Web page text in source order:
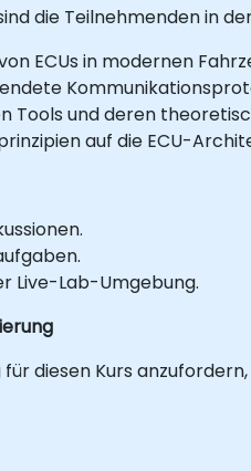
die Teilnehmenden in
ECUs in modernen
Tools und deren
auf die ECU-
Live-Lab-Umgebung.
für diesen Kurs